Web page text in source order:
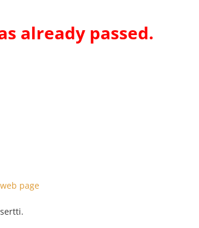
already passed.
page